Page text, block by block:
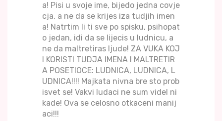
a! Pisi u svoje ime, bijedo jedna covje
cja, a ne da se krijes iza tudjih imen
a! Natrtim li ti sve po spisku, psihopat
o jedan, idi da se lijecis u ludnicu, a
ne da maltretiras ljude! ZA VUKA KOJ
I KORISTI TUDJA IMENA I MALTRETIR
A POSETIOCE: LUDNICA, LUDNICA, L
UDNICA!!!! Majkata nivna bre sto prob
isvet se! Vakvi ludaci ne sum videl ni
kade! Ova se celosno otkaceni manij
aci!!!